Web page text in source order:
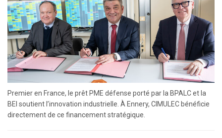
Premier en France, le prêt PME défense porté par la BPALC et la
BEI soutient l’innovation industrielle. À Ennery, CIMULEC bénéficie
directement de ce financement stratégique.